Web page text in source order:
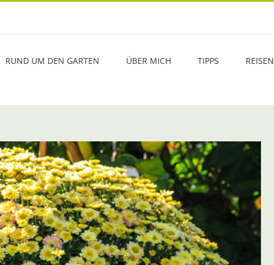
RUND UM DEN GARTEN ÜBER MICH TIPPS REISEN